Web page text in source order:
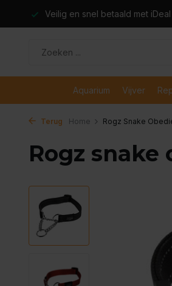
Veilig en snel betaald met iDeal
Aquarium Vijver
Terug Home Rogz Snake
Rogz